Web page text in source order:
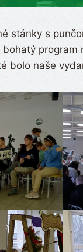
stánky s
bolo naše